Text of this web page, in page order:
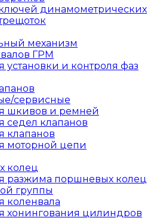
динамометрических
механизм
ГРМ
и контроля фаз
сервисные
шкивов и ремней
седел клапанов
клапанов
моторной цепи
колец
разжима поршневых колец
группы
коленвала
хонингования цилиндров